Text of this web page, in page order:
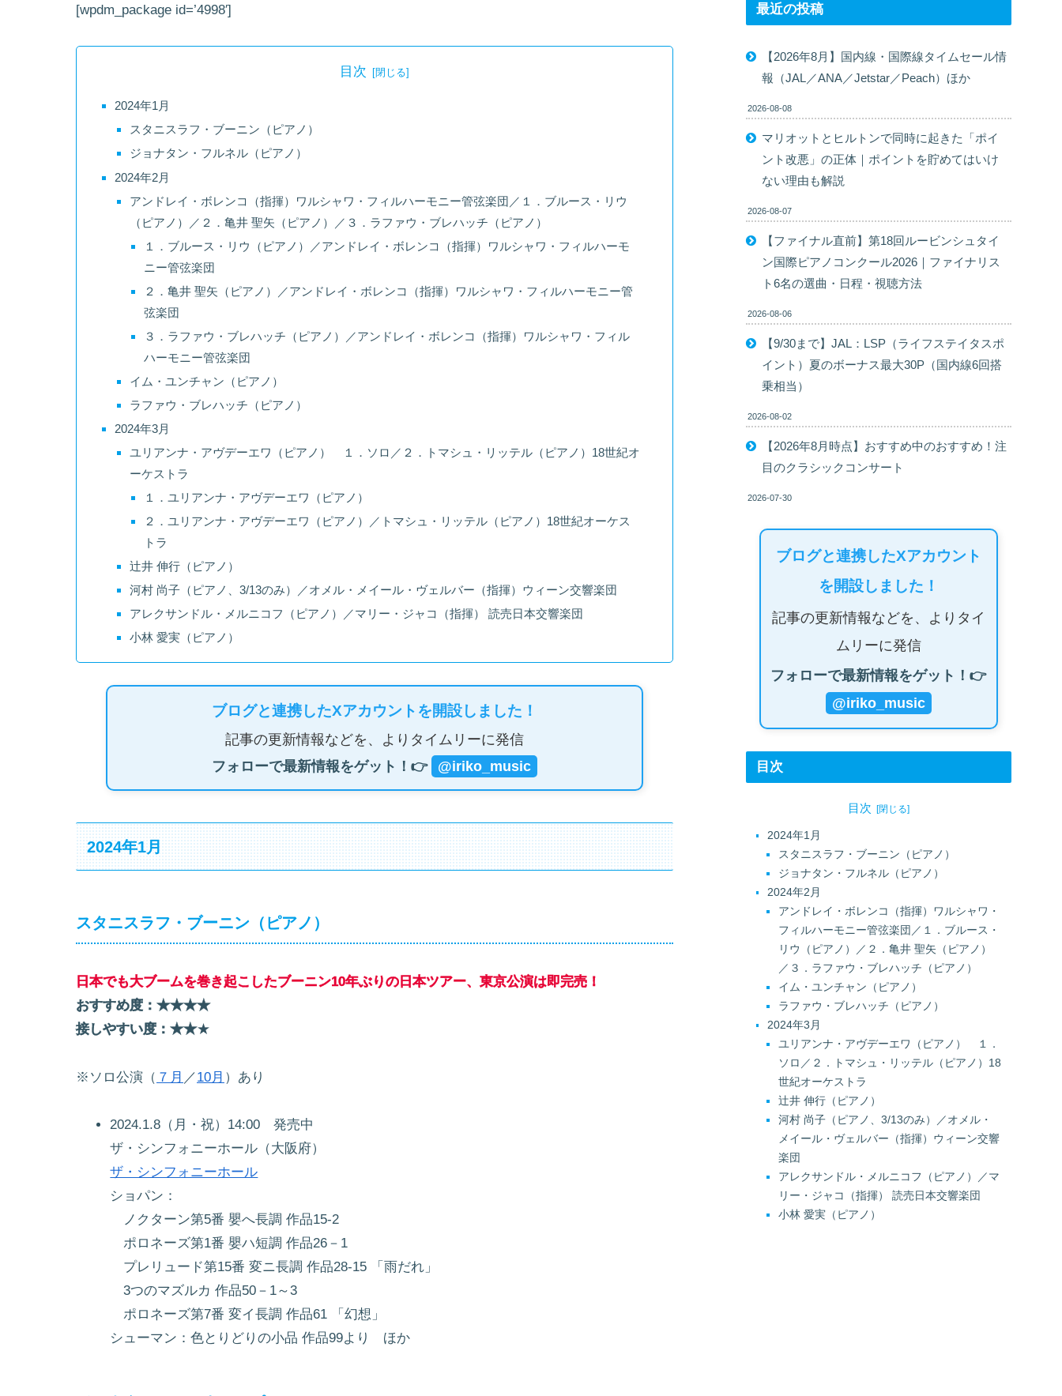
[wpdm_package id=’4998′]
目次
2024年1月
スタニスラフ・ブーニン（ピアノ）
ジョナタン・フルネル（ピアノ）
2024年2月
アンドレイ・ボレンコ（指揮）ワルシャワ・フィルハーモニー管弦楽団／１．ブルース・リウ
（ピアノ）／２．亀井 聖矢（ピアノ）／３．ラファウ・ブレハッチ（ピアノ）
１．ブルース・リウ（ピアノ）／アンドレイ・ボレンコ（指揮）ワルシャワ・フィルハーモ
ニー管弦楽団
２．亀井 聖矢（ピアノ）／アンドレイ・ボレンコ（指揮）ワルシャワ・フィルハーモニー管
弦楽団
３．ラファウ・ブレハッチ（ピアノ）／アンドレイ・ボレンコ（指揮）ワルシャワ・フィル
ハーモニー管弦楽団
イム・ユンチャン（ピアノ）
ラファウ・ブレハッチ（ピアノ）
2024年3月
ユリアンナ・アヴデーエワ（ピアノ） １．ソロ／２．トマシュ・リッテル（ピアノ）18世紀オ
ーケストラ
１．ユリアンナ・アヴデーエワ（ピアノ）
２．ユリアンナ・アヴデーエワ（ピアノ）／トマシュ・リッテル（ピアノ）18世紀オーケス
トラ
辻井 伸行（ピアノ）
河村 尚子（ピアノ、3/13のみ）／オメル・メイール・ヴェルバー（指揮）ウィーン交響楽団
アレクサンドル・メルニコフ（ピアノ）／マリー・ジャコ（指揮） 読売日本交響楽団
小林 愛実（ピアノ）
ブログと連携したXアカウントを開設しました！
記事の更新情報などを、よりタイムリーに発信
フォローで最新情報をゲット！👉
@iriko_music
2024年1月
スタニスラフ・ブーニン（ピアノ）
日本でも大ブームを巻き起こしたブーニン10年ぶりの日本ツアー、東京公演は即完売！
おすすめ度：★★★★
接しやすい度：★★★
※ソロ公演（ ７月 ／10月 ）あり
2024.1.8（月・祝）14:00 発売中
ザ・シンフォニーホール（大阪府）
ザ・シンフォニーホール
ショパン：
ノクターン第5番 嬰へ長調 作品15-2
ポロネーズ第1番 嬰ハ短調 作品26－1
プレリュード第15番 変ニ長調 作品28-15 「雨だれ」
3つのマズルカ 作品50－1～3
ポロネーズ第7番 変イ長調 作品61 「幻想」
シューマン：色とりどりの小品 作品99より ほか
最近の投稿
【2026年8月】国内線・国際線タイムセール情
報（JAL／ANA／Jetstar／Peach）ほか
2026-08-08
マリオットとヒルトンで同時に起きた「ポイ
ント改悪」の正体｜ポイントを貯めてはいけ
ない理由も解説
2026-08-07
【ファイナル直前】第18回ルービンシュタイ
ン国際ピアノコンクール2026｜ファイナリス
ト6名の選曲・日程・視聴方法
2026-08-06
【9/30まで】JAL：LSP（ライフステイタスポ
イント）夏のボーナス最大30P（国内線6回搭
乗相当）
2026-08-02
【2026年8月時点】おすすめ中のおすすめ！注
目のクラシックコンサート
2026-07-30
ブログと連携したXアカウント
を開設しました！
記事の更新情報などを、よりタイ
ムリーに発信
フォローで最新情報をゲット！👉
@iriko_music
目次
目次
2024年1月
スタニスラフ・ブーニン（ピアノ）
ジョナタン・フルネル（ピアノ）
2024年2月
アンドレイ・ボレンコ（指揮）ワルシャワ・
フィルハーモニー管弦楽団／１．ブルース・
リウ（ピアノ）／２．亀井 聖矢（ピアノ）
／３．ラファウ・ブレハッチ（ピアノ）
イム・ユンチャン（ピアノ）
ラファウ・ブレハッチ（ピアノ）
2024年3月
ユリアンナ・アヴデーエワ（ピアノ） １．
ソロ／２．トマシュ・リッテル（ピアノ）18
世紀オーケストラ
辻井 伸行（ピアノ）
河村 尚子（ピアノ、3/13のみ）／オメル・
メイール・ヴェルバー（指揮）ウィーン交響
楽団
アレクサンドル・メルニコフ（ピアノ）／マ
リー・ジャコ（指揮） 読売日本交響楽団
小林 愛実（ピアノ）